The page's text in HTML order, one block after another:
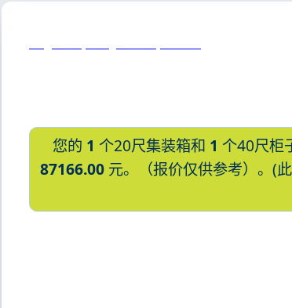
您的 1 个20尺集装箱和 1 个40尺柜
87166.00元。（报价仅供参考）。(